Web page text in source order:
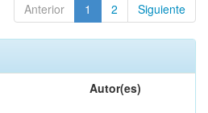
Anterior 1 2 Siguiente
Autor(es)